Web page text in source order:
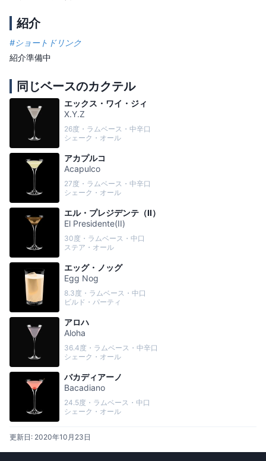
紹介
#ショートドリンク
紹介準備中
同じベースのカクテル
エックス・ワイ・ジィ
X.Y.Z
26度・ラムベース・中辛口
シェーク・オール
アカプルコ
Acapulco
27度・ラムベース・中辛口
シェーク・オール
エル・プレジデンテ（II）
El Presidente(II)
30度・ラムベース・中口
ステア・オール
エッグ・ノッグ
Egg Nog
8.3度・ラムベース・中口
ビルド・パーティ
アロハ
Aloha
36.4度・ラムベース・中辛口
シェーク・オール
バカディアーノ
Bacadiano
24.5度・ラムベース・中口
シェーク・オール
更新日: 2020年10月23日